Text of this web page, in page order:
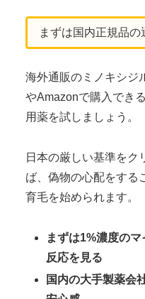
まずは国内正規品
海外通販のミノキシジ
やAmazonで購入でき
用薬を試しましょう。
日本の厳しい基準をク
ば、偽物の心配をする
育毛を始められます。
まずは1%濃度の
反応を見る
国内の大手製薬会